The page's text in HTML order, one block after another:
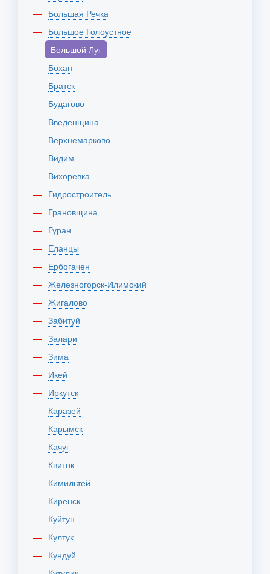
Большая Речка
Большое Голоустное
Большой Луг
Бохан
Братск
Будагово
Введенщина
Верхнемарково
Видим
Вихоревка
Гидростроитель
Грановщина
Гуран
Еланцы
Ербогачен
Железногорск-Илимский
Жигалово
Забитуй
Залари
Зима
Икей
Иркутск
Каразей
Карымск
Качуг
Квиток
Кимильтей
Киренск
Куйтун
Култук
Кундуй